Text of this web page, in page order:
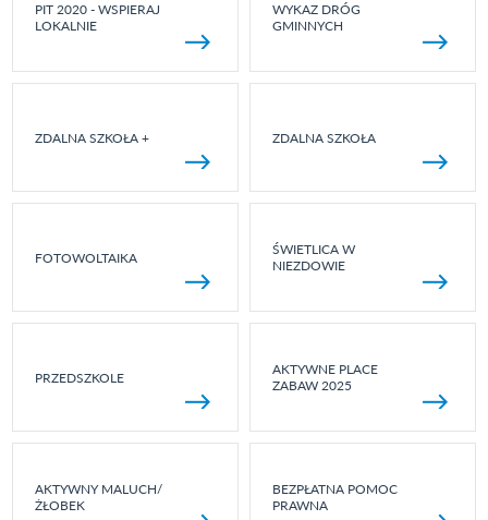
PIT 2020 - WSPIERAJ
LOKALNIE
WYKAZ DRÓG
GMINNYCH
ZDALNA SZKOŁA + ZDALNA SZKOŁA
FOTOWOLTAIKA
ŚWIETLICA W
NIEZDOWIE
PRZEDSZKOLE
AKTYWNE PLACE
ZABAW 2025
AKTYWNY MALUCH/
ŻŁOBEK
BEZPŁATNA POMOC
PRAWNA